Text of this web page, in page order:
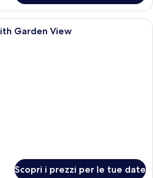
Una camera da letto moderna con
Garden View
Scopri i prezzi per le tue date